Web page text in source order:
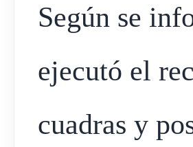
Según se
ejecutó el
cuadras y